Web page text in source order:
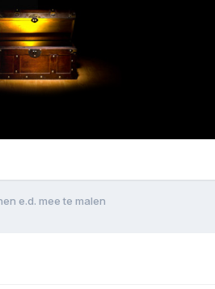
e.d. mee te malen